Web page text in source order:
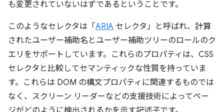
も変更されていないはずであるということです。
このようなセレクタは「 ARIA セレクタ」と呼ばれ、計算
されたユーザー補助名とユーザー補助ツリーのロールのク
エリをサポートしています。これらのプロパティは、CSS
セレクタと比較してセマンティックな性質を持っていま
す。これらは DOM の構文プロパティに関連するものでは
なく、スクリーン リーダーなどの支援技術によってペー